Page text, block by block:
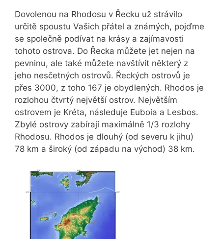
Dovolenou na Rhodosu v Řecku už strávilo
určitě spoustu Vašich přátel a známých, pojďme
se společně podívat na krásy a zajímavosti
tohoto ostrova. Do Řecka můžete jet nejen na
pevninu, ale také můžete navštívit některý z
jeho nesčetných ostrovů. Řeckých ostrovů je
přes 3000, z toho 167 je obydlených. Rhodos je
rozlohou čtvrtý největší ostrov. Největším
ostrovem je Kréta, následuje Euboia a Lesbos.
Zbylé ostrovy zabírají maximálně 1/3 rozlohy
Rhodosu. Rhodos je dlouhý (od severu k jihu)
78 km a široký (od západu na východ) 38 km.